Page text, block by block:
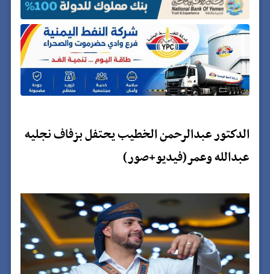
الدكتور عبدالرحمن الخطيب يحتفل بزفاف نجليه
عبدالله وعمر(فيديو+صور)